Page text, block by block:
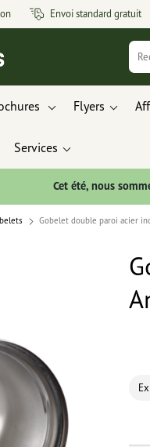
Envoi standard gratuit
Flyers
Services
Cet été, nous
Gobelet double paroi acier